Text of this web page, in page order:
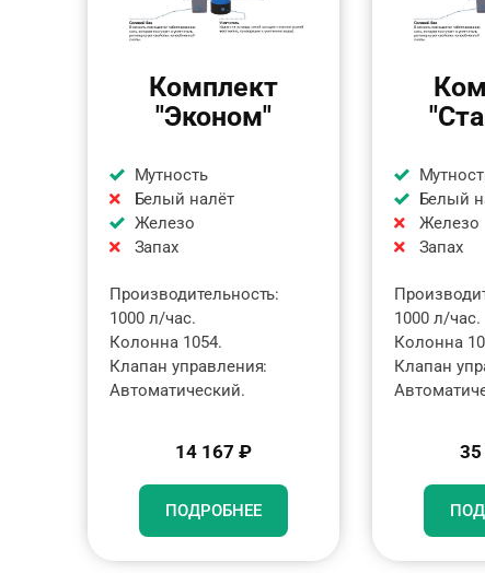
Комплект
"Эконом"
Мутность
Белый налёт
Железо
Запах
Производительность:
1000 л/час.
Колонна 1054.
Клапан управления:
Автоматический.
14 167 ₽
ПОДРОБНЕЕ
Белый
Железо
Запах
1000 л/час.
Колонна
Клапан